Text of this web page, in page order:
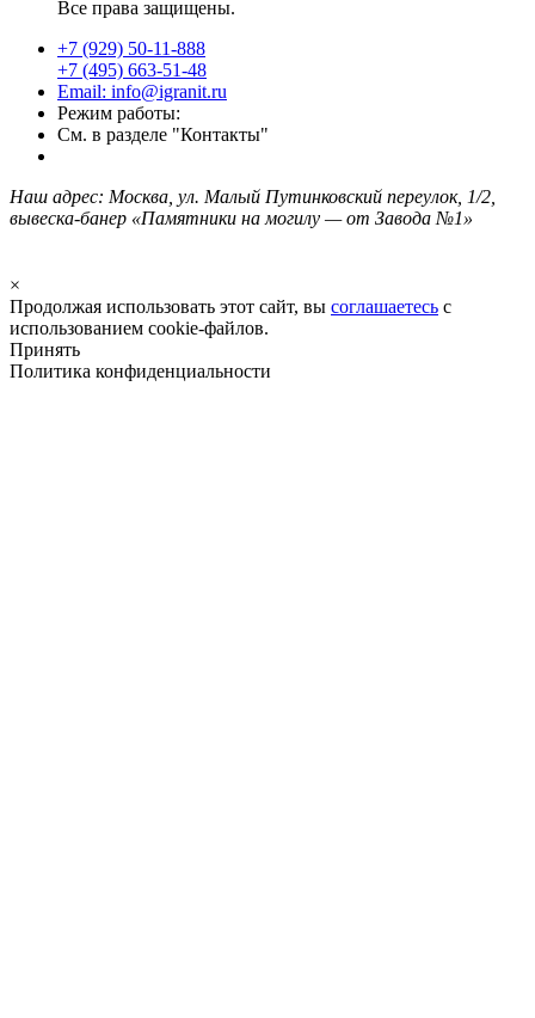
Все права защищены.
+7 (929) 50-11-888
+7 (495) 663-51-48
Email: info@igranit.ru
Режим работы:
См. в разделе "Контакты"
Наш адрес: Москва, ул. Малый Путинковский переулок, 1/2,
вывеска-банер «Памятники на могилу — от Завода №1»
×
Продолжая использовать этот сайт, вы соглашаетесь с
использованием cookie-файлов.
Принять
Политика конфиденциальности